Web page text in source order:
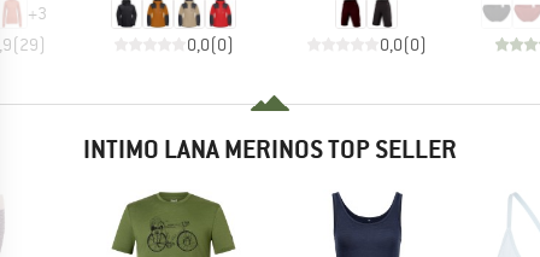
+3
(29) 0,0(0) 0,0(0)
INTIMO LANA MERINOS TOP SELLER